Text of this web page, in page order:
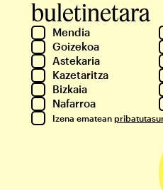
buletinetara
Mendia
Goizekoa
Astekaria
Kazetaritza
Bizkaia
Nafarroa
Izena ematean